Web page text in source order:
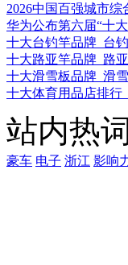
2026中国百强城市综
华为公布第六届“十
十大台钓竿品牌_台
十大路亚竿品牌_路
十大滑雪板品牌_滑
十大体育用品店排行
站内热词
豪车 电子 浙江 影响